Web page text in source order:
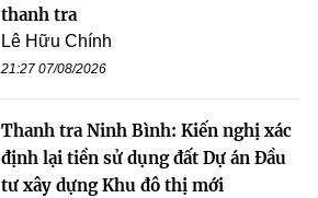
thanh tra
Lê Hữu Chính
21:27 07/08/2026
Thanh tra Ninh Bình: Kiến nghị xác
định lại tiền sử dụng đất Dự án Đầu
tư xây dựng Khu đô thị mới